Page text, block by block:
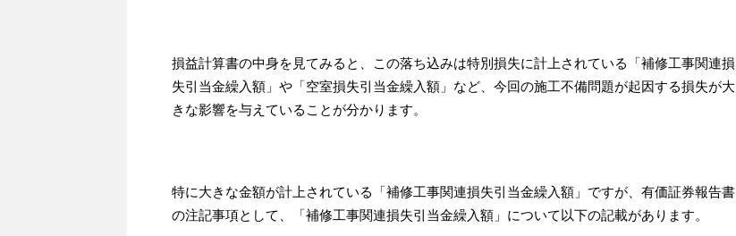
損益計算書の中身を見てみると、この落ち込みは特別損失に計上されている「補修工事関連損
失引当金繰入額」や「空室損失引当金繰入額」など、今回の施工不備問題が起因する損失が大
きな影響を与えていることが分かります。
特に大きな金額が計上されている「補修工事関連損失引当金繰入額」ですが、有価証券報告書
の注記事項として、「補修工事関連損失引当金繰入額」について以下の記載があります。